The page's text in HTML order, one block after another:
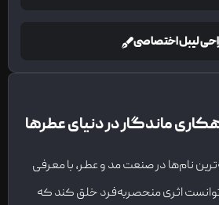
لیبل اختصاصی
ماندگار در دنیای عطرها
نام‌ها در صنعت مد و عطر، با معرفی
در سال 2012 توانست اثری منحصربه‌فرد خلق کند که